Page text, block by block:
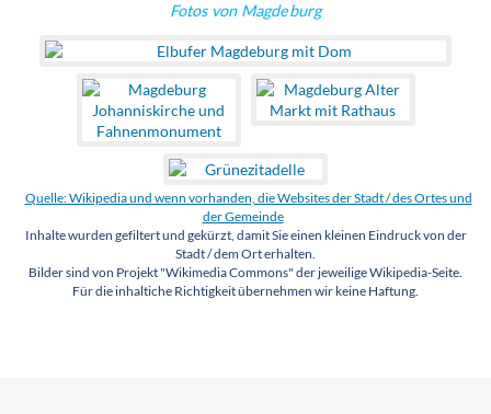
Fotos von Magdeburg
Quelle: Wikipedia und wenn vorhanden, die Websites der Stadt / des Ortes und
der Gemeinde
Inhalte wurden gefiltert und gekürzt, damit Sie einen kleinen Eindruck von der
Stadt / dem Ort erhalten.
Bilder sind von Projekt "Wikimedia Commons" der jeweilige Wikipedia-Seite.
Für die inhaltiche Richtigkeit übernehmen wir keine Haftung.